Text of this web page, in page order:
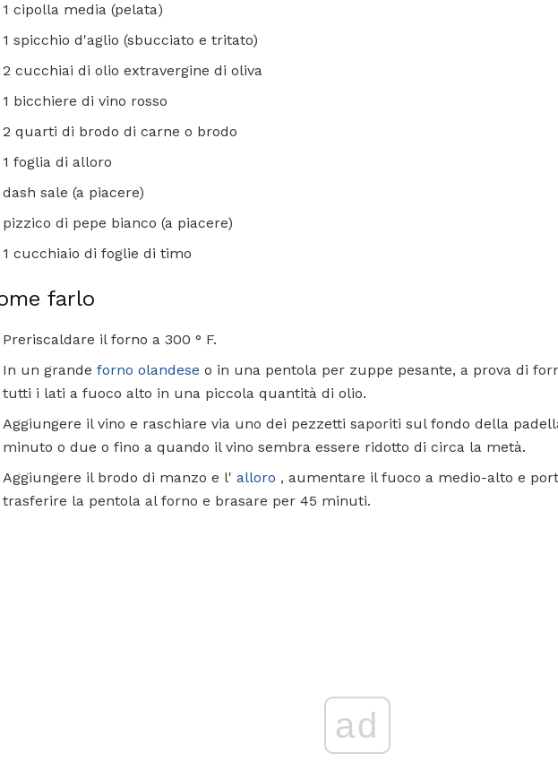
1 cipolla media (pelata)
1 spicchio d'aglio (sbucciato e tritato)
2 cucchiai di olio extravergine di oliva
1 bicchiere di vino rosso
2 quarti di brodo di carne o brodo
1 foglia di alloro
dash sale (a piacere)
pizzico di pepe bianco (a piacere)
1 cucchiaio di foglie di timo
farlo
Preriscaldare il forno a 300 ° F.
In un grande forno olandese o in una pentola per zuppe pesante, a prova di
tutti i lati a fuoco alto in una piccola quantità di olio.
Aggiungere il vino e raschiare via uno dei pezzetti saporiti sul fondo della
minuto o due o fino a quando il vino sembra essere ridotto di circa la metà.
Aggiungere il brodo di manzo e l' alloro , aumentare il fuoco a medio-alto e
trasferire la pentola al forno e brasare per 45 minuti.
ad